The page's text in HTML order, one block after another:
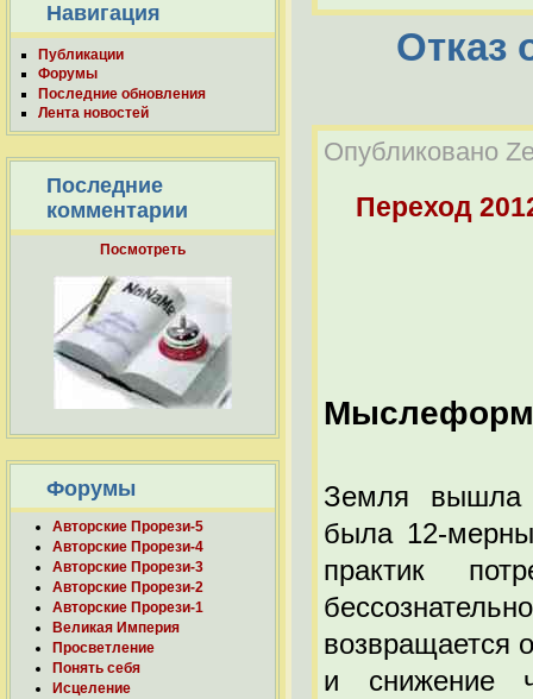
Навигация
Публикации
Форумы
Последние обновления
Лента новостей
Последние
комментарии
Посмотреть
Форумы
Авторские Прорези-5
Авторские Прорези-4
Авторские Прорези-3
Авторские Прорези-2
Авторские Прорези-1
Великая Империя
Просветление
Понять себя
Исцеление
Отказ
Опубликовано
Переход
Земля вышла
была 12-
практик
возвращается
и снижение